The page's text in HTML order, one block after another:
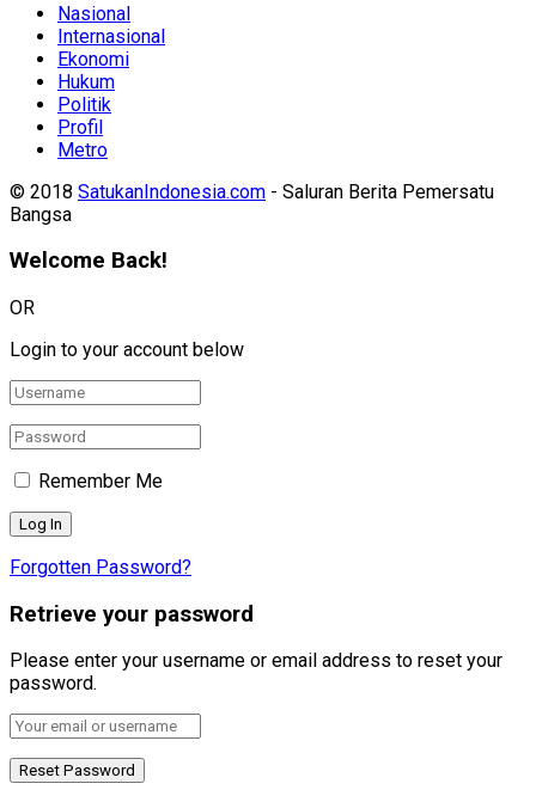
Nasional
Internasional
Ekonomi
Hukum
Politik
Profil
Metro
© 2018 SatukanIndonesia.com - Saluran Berita Pemersatu
Bangsa
Welcome Back!
OR
Login to your account below
Remember Me
Forgotten Password?
Retrieve your password
Please enter your username or email address to reset your
password.